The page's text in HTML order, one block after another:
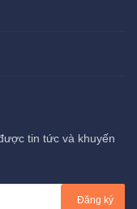
tin tức và khuyến
Đăng ký